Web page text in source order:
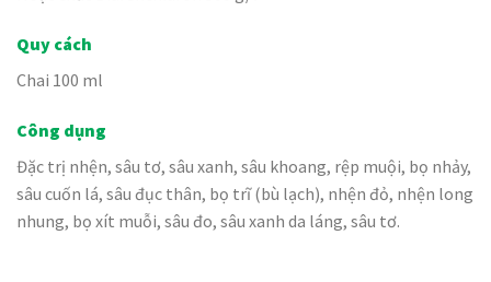
Quy cách
Chai 100 ml
Công dụng
Đặc trị nhện, sâu tơ, sâu xanh, sâu khoang, rệp muội, bọ nhảy,
sâu cuốn lá, sâu đục thân, bọ trĩ (bù lạch), nhện đỏ, nhện long
nhung, bọ xít muỗi, sâu đo, sâu xanh da láng, sâu tơ.